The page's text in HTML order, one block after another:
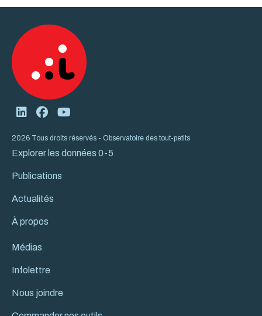
2026 Tous droits réservés - Observatoire des tout-petits
Explorer les données 0-5
Publications
Actualités
À propos
Médias
Infolettre
Nous joindre